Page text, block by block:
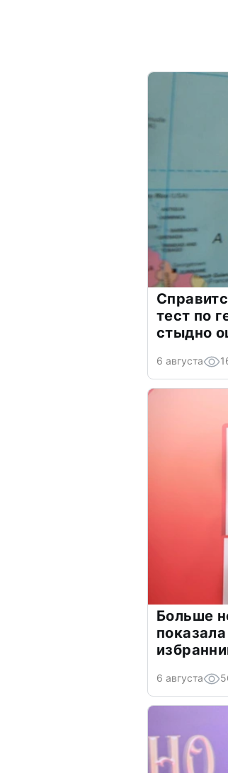
тест по
стыдно
6 августа
Больше
6 августа